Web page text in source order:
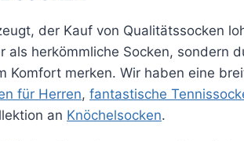
der Kauf von Qualitätssocken
als herkömmliche Socken, sondern
Komfort merken. Wir haben eine
für Herren, fantastische
an Knöchelsocken.